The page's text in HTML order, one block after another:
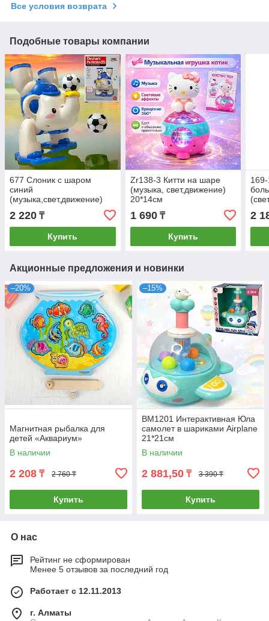
Все условия возврата
Подобные товары компании
677 Слоник с шаром
синий
(музыка,свет,движение)
Elephant musician 19*14см
2 220 ₸
Купить
Zr138-3 Китти на шаре
(музыка, свет,движение)
20*14см
1 690₸
Купить
2
Акционные предложения и новинки
–20%
Магнитная рыбалка для
детей «Аквариум»
В наличии
2 208 ₸ 2 760 ₸
Купить
–15%
BM1201 Интерактивная Юла
самолет в шариками Airplane
21*21см
В наличии
2 881,50 ₸ 3 390 ₸
Купить
О нас
Рейтинг не сформирован
Менее 5 отзывов за последний год
Работает с 12.11.2013
г. Алматы